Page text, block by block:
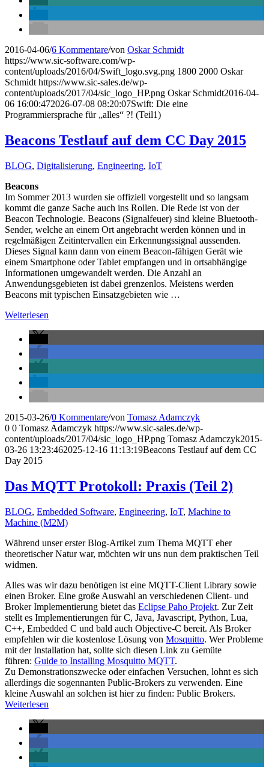
2016-04-06/6 Kommentare/von Oskar Schmidt
https://www.sic-software.com/wp-
content/uploads/2016/04/Swift_logo.svg.png 1800 2000 Oskar
Schmidt https://www.sic-sales.de/wp-
content/uploads/2017/04/sic_logo_HP.png Oskar Schmidt2016-04-
06 16:00:472026-07-08 08:20:07Swift: Die eine
Programmiersprache für „alles“ ?! (Teil1)
Beacons Testlauf auf dem CC Day 2015
BLOG, Digitalisierung, Engineering, IoT
Beacons
Im Sommer 2013 wurden sie offiziell vorgestellt und so langsam
kommt die ganze Sache auch ins Rollen. Die Rede ist von der
Beacon Technologie. Beacons (Signalfeuer) sind kleine Bluetooth-
Sender, welche an einem Ort angebracht werden können und in
regelmäßigen Zeitintervallen ein Erkennungssignal aussenden.
Dieses Signal kann dann von einem Beacon-fähigen Gerät wie
einem Smartphone oder Tablet empfangen und in ortsabhängige
Informationen umgewandelt werden. Die Anzahl an
Anwendungsgebieten ist dabei grenzenlos. Meistens werden
Beacons mit typischen Einsatzgebieten wie …
Weiterlesen
2015-03-26/0 Kommentare/von Tomasz Adamczyk
0 0 Tomasz Adamczyk https://www.sic-sales.de/wp-
content/uploads/2017/04/sic_logo_HP.png Tomasz Adamczyk2015-
03-26 13:23:462025-12-16 11:13:19Beacons Testlauf auf dem CC
Day 2015
Das MQTT Protokoll: Praxis (Teil 2)
BLOG, Embedded Software, Engineering, IoT, Machine to
Machine (M2M)
Während unser erster Blog-Artikel zum Thema MQTT eher
theoretischer Natur war, möchten wir uns nun dem praktischen Teil
widmen.
Alles was wir dazu benötigen ist eine MQTT-Client Library sowie
einen Broker. Eine große Auswahl an verschiedenen Client- und
Broker Implementierung bietet das Eclipse Paho Projekt. Zur Zeit
stellt es Implementierungen für C, Java, Javascript, Python, Lua,
C++, Embedded C und bald auch Objective-C bereit. Als Broker
empfehlen wir die kostenlose Lösung von Mosquitto. Wer Probleme
mit der Installation hat, sollte sich diesen Link zu Gemüte
führen: Guide to Installing Mosquitto MQTT.
Zu Demonstrationszwecke oder einfachen Versuchen, lohnt es sich
allerdings die sogennanten Public-Brokers zu verwenden. Eine
kleine Auswahl an solchen ist hier zu finden: Public Brokers.
Weiterlesen